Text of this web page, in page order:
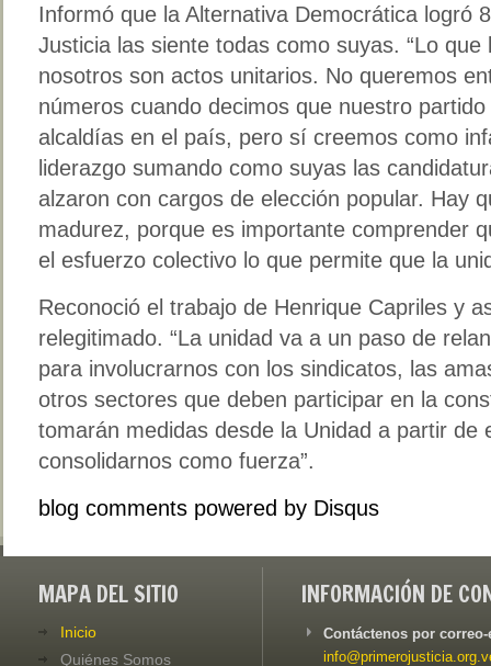
Informó que la Alternativa Democrática logró
Justicia las siente todas como suyas. “Lo
nosotros son actos unitarios. No queremos
números cuando decimos que nuestro
alcaldías en el país, pero sí creemos como
liderazgo sumando como suyas las
alzaron con cargos de elección popular. Hay
madurez, porque es importante comprender
el esfuerzo colectivo lo que permite que la
Reconoció el trabajo de Henrique Capriles y
relegitimado. “La unidad va a un paso de
para involucrarnos con los sindicatos, las
otros sectores que deben participar en la
tomarán medidas desde la Unidad a partir de
consolidarnos como fuerza”.
blog comments powered by Disqus
MAPA DEL SITIO
Inicio
Quiénes Somos
INFORMACIÓN DE
Contáctenos por